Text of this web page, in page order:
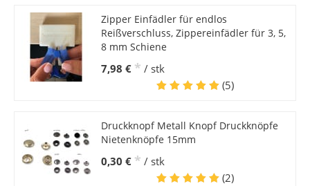
Zipper Einfädler für endlos
Reißverschluss, Zippereinfädler für 3, 5,
8 mm Schiene
7,98 € * / stk
(5)
Druckknopf Metall Knopf Druckknöpfe
Nietenknöpfe 15mm
0,30 € * / stk
(2)